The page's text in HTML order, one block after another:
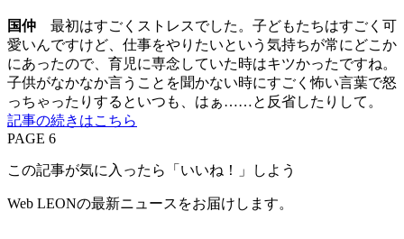
国仲 最初はすごくストレスでした。子どもたちはすごく可
愛いんですけど、仕事をやりたいという気持ちが常にどこか
にあったので、育児に専念していた時はキツかったですね。
子供がなかなか言うことを聞かない時にすごく怖い言葉で怒
っちゃったりするといつも、はぁ……と反省したりして。
記事の続きはこちら
PAGE 6
この記事が気に入ったら「いいね！」しよう
Web LEONの最新ニュースをお届けします。